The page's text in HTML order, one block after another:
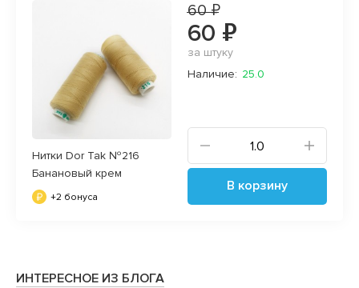
Нитки Dor Tak №216
Банановый крем
+2 бонуса
60 ₽
60 ₽
за штуку
Наличие: 25.0
В корзину
ИНТЕРЕСНОЕ ИЗ БЛОГА